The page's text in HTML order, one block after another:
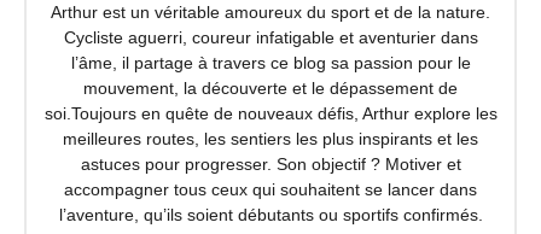
Arthur est un véritable amoureux du sport et de la nature.
Cycliste aguerri, coureur infatigable et aventurier dans
l’âme, il partage à travers ce blog sa passion pour le
mouvement, la découverte et le dépassement de
soi.Toujours en quête de nouveaux défis, Arthur explore les
meilleures routes, les sentiers les plus inspirants et les
astuces pour progresser. Son objectif ? Motiver et
accompagner tous ceux qui souhaitent se lancer dans
l’aventure, qu’ils soient débutants ou sportifs confirmés.